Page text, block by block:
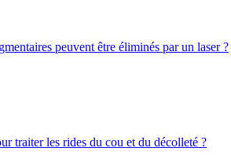
peuvent être éliminés par un laser ?
traiter les rides du cou et du décolleté ?